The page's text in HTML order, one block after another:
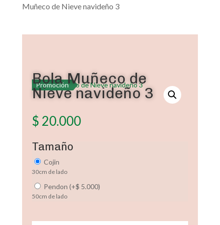
Muñeco de Nieve navideño 3
Promoción
Bola Muñeco de
Nieve navideño 3
$ 20.000
Tamaño
Cojin
30cm de lado
Pendon (+$ 5.000)
50cm de lado